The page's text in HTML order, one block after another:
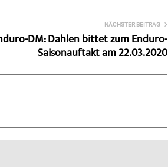
NÄCHSTER BEITRAG
DM: Dahlen bittet zum Enduro-
Saisonauftakt am 22.03.2020